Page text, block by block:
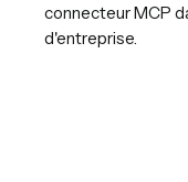
connecteur MCP
d'entreprise.